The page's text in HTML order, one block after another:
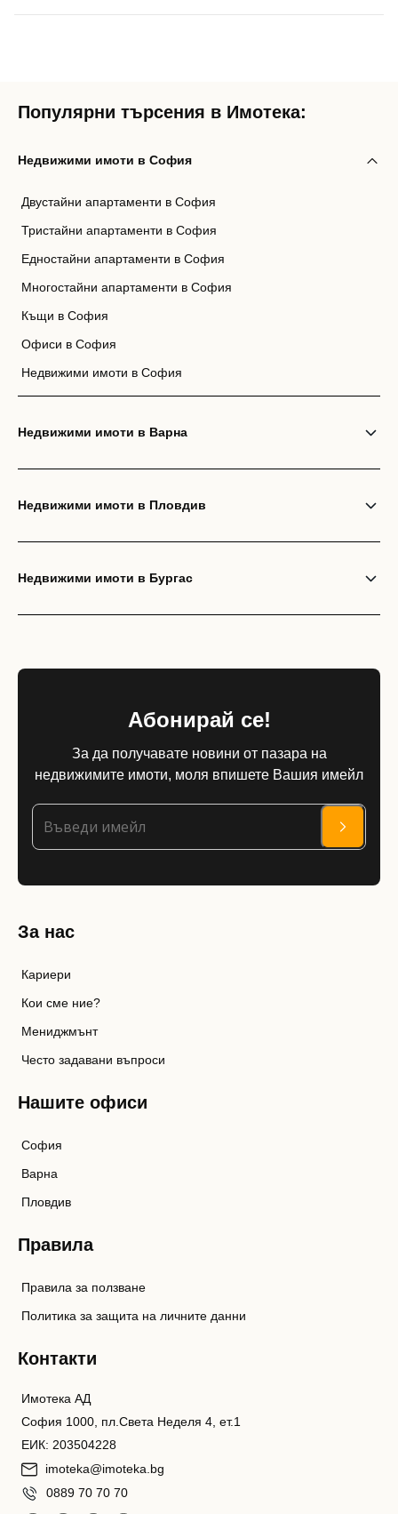
Популярни търсения в Имотека:
Недвижими имоти в София
Двустайни апартаменти в София
Тристайни апартаменти в София
Едностайни апартаменти в София
Многостайни апартаменти в София
Къщи в София
Офиси в София
Недвижими имоти в София
Недвижими имоти в Варна
Недвижими имоти в Пловдив
Недвижими имоти в Бургас
Абонирай се!
За да получавате новини от пазара на
недвижимите имоти, моля впишете Вашия имейл
За нас
Кариери
Кои сме ние?
Мениджмънт
Често задавани въпроси
Нашите офиси
София
Варна
Пловдив
Правила
Правила за ползване
Политика за защита на личните данни
Контакти
Имотека АД
София 1000, пл.Света Неделя 4, ет.1
ЕИК: 203504228
imoteka@imoteka.bg
0889 70 70 70